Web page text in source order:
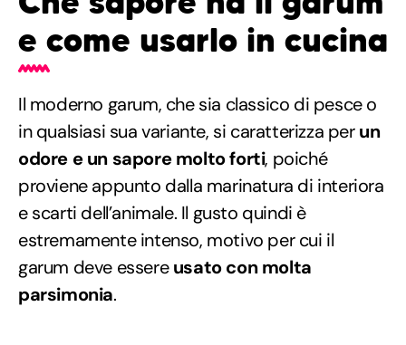
e come usarlo in cucina
Il moderno garum, che sia classico di pesce o
in qualsiasi sua variante, si caratterizza perun
odore e un sapore molto forti, poiché
proviene appunto dalla marinatura di interiora
e scarti dell’animale. Il gusto quindi è
estremamente intenso, motivo per cui il
garum deve essereusato con molta
parsimonia.